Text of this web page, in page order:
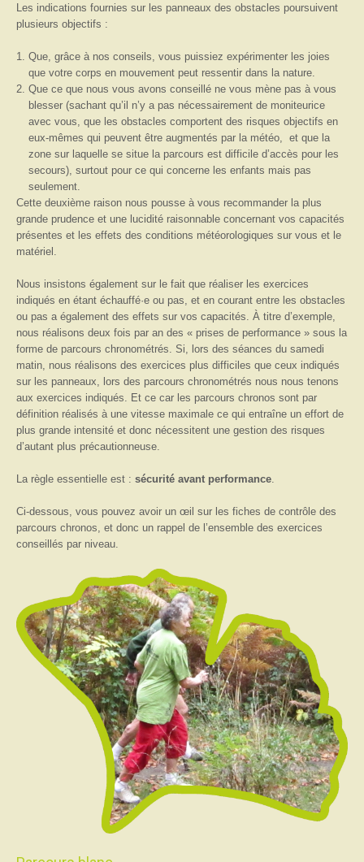
Les indications fournies sur les panneaux des obstacles poursuivent
plusieurs objectifs :
Que, grâce à nos conseils, vous puissiez expérimenter les joies
que votre corps en mouvement peut ressentir dans la nature.
Que ce que nous vous avons conseillé ne vous mène pas à vous
blesser (sachant qu’il n’y a pas nécessairement de moniteurice
avec vous, que les obstacles comportent des risques objectifs en
eux-mêmes qui peuvent être augmentés par la météo, et que la
zone sur laquelle se situe la parcours est difficile d’accès pour les
secours), surtout pour ce qui concerne les enfants mais pas
seulement.
Cette deuxième raison nous pousse à vous recommander la plus
grande prudence et une lucidité raisonnable concernant vos capacités
présentes et les effets des conditions météorologiques sur vous et le
matériel.
Nous insistons également sur le fait que réaliser les exercices
indiqués en étant échauffé·e ou pas, et en courant entre les obstacles
ou pas a également des effets sur vos capacités. À titre d’exemple,
nous réalisons deux fois par an des « prises de performance » sous la
forme de parcours chronométrés. Si, lors des séances du samedi
matin, nous réalisons des exercices plus difficiles que ceux indiqués
sur les panneaux, lors des parcours chronométrés nous nous tenons
aux exercices indiqués. Et ce car les parcours chronos sont par
définition réalisés à une vitesse maximale ce qui entraîne un effort de
plus grande intensité et donc nécessitent une gestion des risques
d’autant plus précautionneuse.
La règle essentielle est : sécurité avant performance
Ci-dessous, vous pouvez avoir un œil sur les fiches de contrôle des
parcours chronos, et donc un rappel de l’ensemble des exercices
conseillés par niveau.